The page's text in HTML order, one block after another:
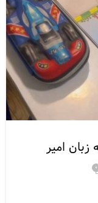
0